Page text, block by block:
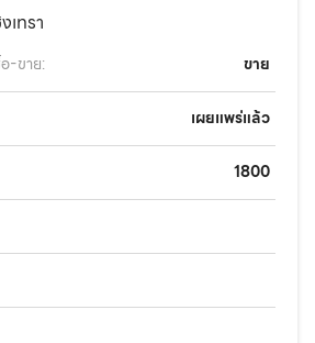
เทรา
-ขาย: ขาย
เผยแพร่แล้ว
1800